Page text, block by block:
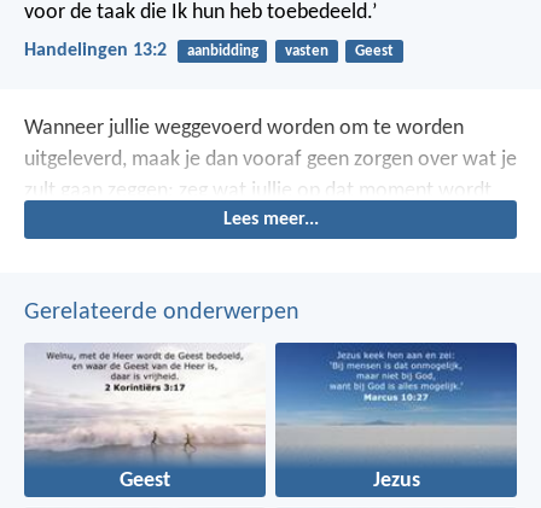
voor de taak die Ik hun heb toebedeeld.’
Handelingen 13:2 aanbidding vasten Geest
Wanneer jullie weggevoerd worden om te worden
uitgeleverd, maak je dan vooraf geen zorgen over wat je
zult gaan zeggen; zeg wat jullie op dat moment wordt
ingegeven, want jullie zijn het niet die dan spreken, maar
Lees meer...
Gerelateerde onderwerpen
Geest Jezus